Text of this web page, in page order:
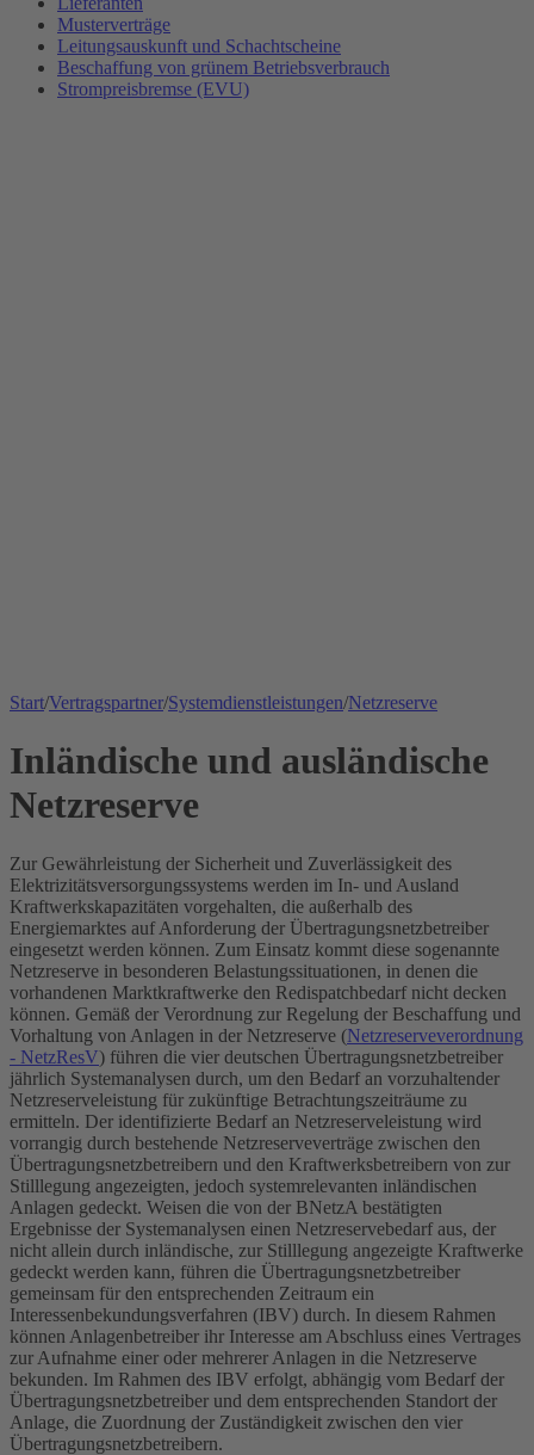
Musterverträge
Leitungsauskunft und Schachtscheine
Beschaffung von grünem Betriebsverbrauch
Strompreisbremse (EVU)
Start/Vertragspartner/Systemdienstleistungen/Netzreserve
Inländische und ausländische
Netzreserve
Zur Gewährleistung der Sicherheit und Zuverlässigkeit des
Elektrizitätsversorgungssystems werden im In- und Ausland
Kraftwerkskapazitäten vorgehalten, die außerhalb des
Energiemarktes auf Anforderung der Übertragungsnetzbetreiber
eingesetzt werden können. Zum Einsatz kommt diese sogenannte
Netzreserve in besonderen Belastungssituationen, in denen die
vorhandenen Marktkraftwerke den Redispatchbedarf nicht decken
können. Gemäß der Verordnung zur Regelung der Beschaffung und
Vorhaltung von Anlagen in der Netzreserve (Netzreserveverordnung
- NetzResV) führen die vier deutschen Übertragungsnetzbetreiber
jährlich Systemanalysen durch, um den Bedarf an vorzuhaltender
Netzreserveleistung für zukünftige Betrachtungszeiträume zu
ermitteln. Der identifizierte Bedarf an Netzreserveleistung wird
vorrangig durch bestehende Netzreserveverträge zwischen den
Übertragungsnetzbetreibern und den Kraftwerksbetreibern von zur
Stilllegung angezeigten, jedoch systemrelevanten inländischen
Anlagen gedeckt. Weisen die von der BNetzA bestätigten
Ergebnisse der Systemanalysen einen Netzreservebedarf aus, der
nicht allein durch inländische, zur Stilllegung angezeigte Kraftwerke
gedeckt werden kann, führen die Übertragungsnetzbetreiber
gemeinsam für den entsprechenden Zeitraum ein
Interessenbekundungsverfahren (IBV) durch. In diesem Rahmen
können Anlagenbetreiber ihr Interesse am Abschluss eines Vertrages
zur Aufnahme einer oder mehrerer Anlagen in die Netzreserve
bekunden. Im Rahmen des IBV erfolgt, abhängig vom Bedarf der
Übertragungsnetzbetreiber und dem entsprechenden Standort der
Anlage, die Zuordnung der Zuständigkeit zwischen den vier
Übertragungsnetzbetreibern.